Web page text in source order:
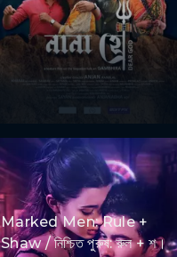
Marked Men: Rule +
Shaw / নিশ্চিত পুরুষ: রুল + শ।